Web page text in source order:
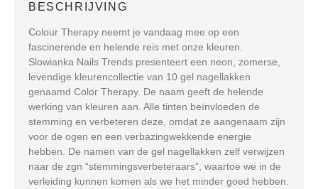
BESCHRIJVING
Colour Therapy neemt je vandaag mee op een
fascinerende en helende reis met onze kleuren.
Slowianka Nails Trends presenteert een neon, zomerse,
levendige kleurencollectie van 10 gel nagellakken
genaamd Color Therapy. De naam geeft de helende
werking van kleuren aan. Alle tinten beïnvloeden de
stemming en verbeteren deze, omdat ze aangenaam zijn
voor de ogen en een verbazingwekkende energie
hebben. De namen van de gel nagellakken zelf verwijzen
naar de zgn “stemmingsverbeteraars”, waartoe we in de
verleiding kunnen komen als we het minder goed hebben.